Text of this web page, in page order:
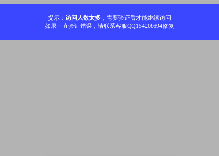
提示： 访问人数太多 ，需要验证后才能继续访问
如果一直验证错误，请联系客服QQ154208694修复